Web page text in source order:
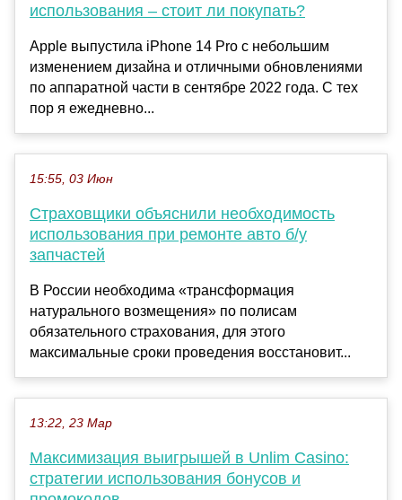
использования – стоит ли покупать?
Apple выпустила iPhone 14 Pro с небольшим
изменением дизайна и отличными обновлениями
по аппаратной части в сентябре 2022 года. С тех
пор я ежедневно...
15:55, 03 Июн
Страховщики объяснили необходимость
использования при ремонте авто б/у
запчастей
В России необходима «трансформация
натурального возмещения» по полисам
обязательного страхования, для этого
максимальные сроки проведения восстановит...
13:22, 23 Мар
Максимизация выигрышей в Unlim Casino:
стратегии использования бонусов и